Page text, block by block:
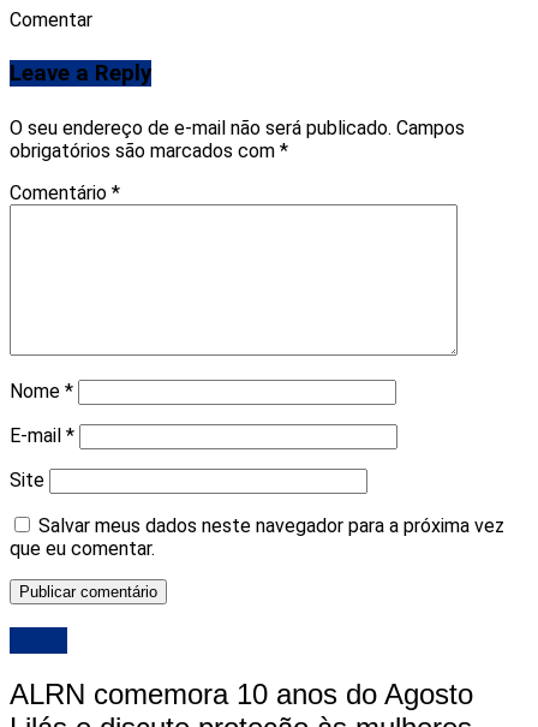
Comentar
Leave a Reply
O seu endereço de e-mail não será publicado. Campos
obrigatórios são marcados com *
Comentário *
Nome *
E-mail *
Site
Salvar meus dados neste navegador para a próxima vez
que eu comentar.
ALRN comemora 10 anos do Agosto